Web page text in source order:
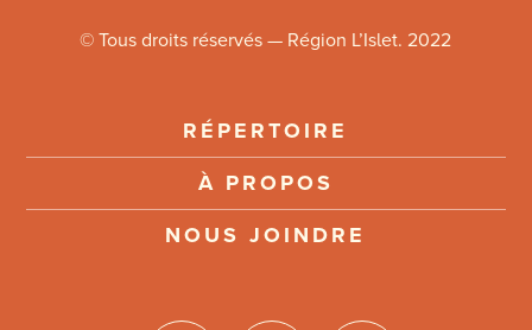
© Tous droits réservés — Région L’Islet. 2022
RÉPERTOIRE
À PROPOS
NOUS JOINDRE